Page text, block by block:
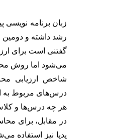
رشد داشته و دومین
می‌شود اما روش
درس‌های مربوط به
هر چه درس‌ها و
در مقابل، برای
پدیا نیز استفاده